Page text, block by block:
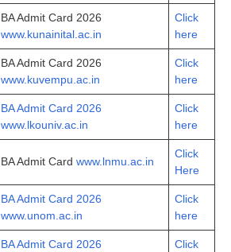
BA Admit Card 2026
www.kunainital.ac.in
Click
here
BA Admit Card 2026
www.kuvempu.ac.in
Click
here
BA Admit Card 2026
www.lkouniv.ac.in
Click
here
BA Admit Card www.lnmu.ac.in
Click
Here
BA Admit Card 2026
www.unom.ac.in
Click
here
BA Admit Card 2026
Click